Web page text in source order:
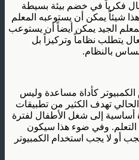
فكرياً في خضم بيئة بسيطة
شيئاً يمكن أن يستوعبه المعلم
الجيد يمكن أيضاً أن يستوعب
يتطلب نظاماً وتركيزاً بل
بالنظام.
كأداة مساعدة وليس
تهدف الكثير من تطبيقات
أساسية إلى شغل الأطفال لفترة
وفي ضوء هذا سيكون
أو لا يجب استخدام الكمبيوتر